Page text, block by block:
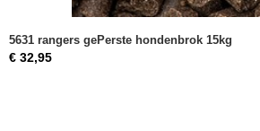
5631 rangers gePerste hondenbrok 15kg
€ 32,95